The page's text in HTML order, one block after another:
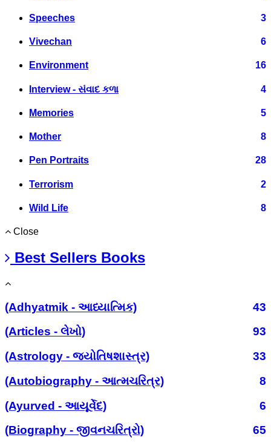
Speeches 3
Vivechan 6
Environment 16
Interview - સંવાદ કળા 4
Memories 5
Mother 8
Pen Portraits 28
Terrorism 2
Wild Life 8
Close
Best Sellers Books
(Adhyatmik - આધ્યાત્મિક)
43
(Articles - લેખો)
93
(Astrology - જ્યોતિષશાસ્ત્ર)
33
(Autobiography - આત્મચરિત્ર)
8
(Ayurved - આયૂર્વેદ)
6
(Biography - જીવનચરિત્રો)
65